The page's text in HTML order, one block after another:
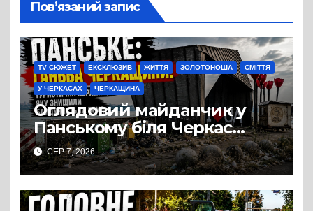
Пов’язаний запис
TV СЮЖЕТ ЕКСКЛЮЗИВ ЖИТТЯ ЗОЛОТОНОША СМІТТЯ
У ЧЕРКАСАХ ЧЕРКАЩИНА
Оглядовий майданчик у
Панському біля Черкас
перетворився на занедбане
сміттєзвалище
СЕР 7, 2026